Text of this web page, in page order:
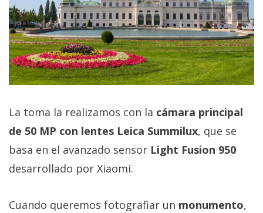
La toma la realizamos con la cámara principal
de 50 MP con lentes Leica Summilux, que se
basa en el avanzado sensor Light Fusion 950
desarrollado por Xiaomi.
Cuando queremos fotografiar un monumento,